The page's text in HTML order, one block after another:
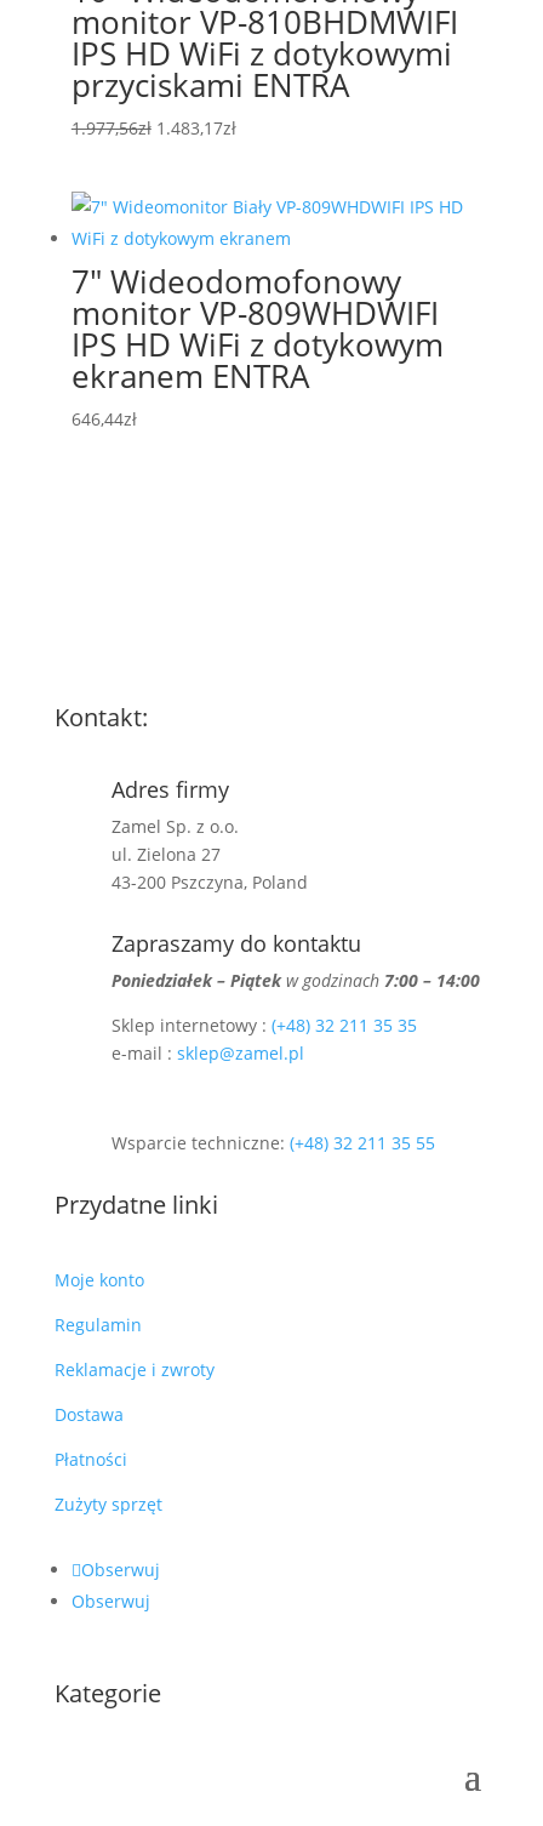
monitor VP-810BHDMWIFI
IPS HD WiFi z dotykowymi
przyciskami ENTRA
1.977,56zł Pierwotna
1.977,56zł.
1.483,17złAktualna
1.483,17zł.
7″ Wideodomofonowy
monitor VP-809WHDWIFI
IPS HD WiFi z dotykowym
ekranem ENTRA
646,44zł
Kontakt:
Adres firmy
Zamel Sp. z o.o.
ul. Zielona 27
43-200 Pszczyna, Poland
Zapraszamy do kontaktu
Poniedziałek – Piątek w godzinach7:00 – 14:00
Sklep internetowy : (+48) 32 211 35 35
e-mail : sklep@zamel.pl
Wsparcie techniczne: (+48) 32 211 35 55
Przydatne linki
Moje konto
Regulamin
Reklamacje i zwroty
Dostawa
Płatności
Zużyty sprzęt
Obserwuj
Obserwuj
Kategorie